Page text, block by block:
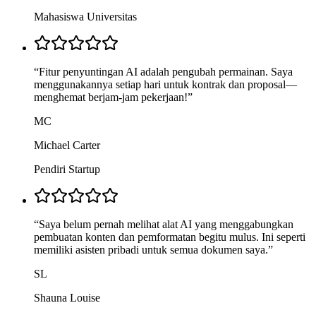
Mahasiswa Universitas
“Fitur penyuntingan AI adalah pengubah permainan. Saya
menggunakannya setiap hari untuk kontrak dan proposal—
menghemat berjam-jam pekerjaan!”
MC
Michael Carter
Pendiri Startup
“Saya belum pernah melihat alat AI yang menggabungkan
pembuatan konten dan pemformatan begitu mulus. Ini seperti
memiliki asisten pribadi untuk semua dokumen saya.”
SL
Shauna Louise